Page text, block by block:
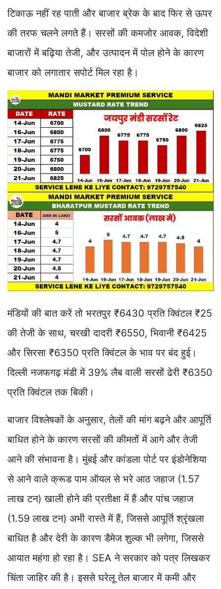
टिकाऊ नहीं रह पाती और बाजार ब्रेक के बाद फिर से ऊपर
की तरफ चलने लगते हैं। सरसों की कमजोर आवक, विदेशी
बाजारों में बढ़िया तेजी, और उत्पादन में पोल होने के कारण
बाजार को लगातार सपोर्ट मिल रहा है।
मंडियों की बात करें तो भरतपुर ₹6430 प्रति क्विंटल ₹25
की तेजी के साथ, चरखी दादरी ₹6550, भिवानी ₹6425
और सिरसा ₹6350 प्रति क्विंटल के भाव पर बंद हुई।
दिल्ली नजफगढ़ मंडी में 39% लैब वाली सरसों ढेरी ₹6350
प्रति क्विंटल तक बिकी।
बाजार विश्लेषकों के अनुसार, तेलों की मांग बढ़ने और आपूर्ति
बाधित होने के कारण सरसों की कीमतों में आगे और तेजी
आने की संभावना है। मुंबई और कांडला पोर्ट पर इंडोनेशिया
से आने वाले क्रूड पाम ऑयल से भरे आठ जहाज (1.57
लाख टन) खाली होने की प्रतीक्षा में हैं और पांच जहाज
(1.59 लाख टन) अभी रास्ते में हैं, जिससे आपूर्ति श्रृंखला
बाधित है और देरी के कारण डैमेज शुल्क भी लगेगा, जिससे
आयात महंगा हो रहा है। SEA ने सरकार को पत्र लिखकर
चिंता जाहिर की है। इससे घरेलू तेल बाजार में कमी और